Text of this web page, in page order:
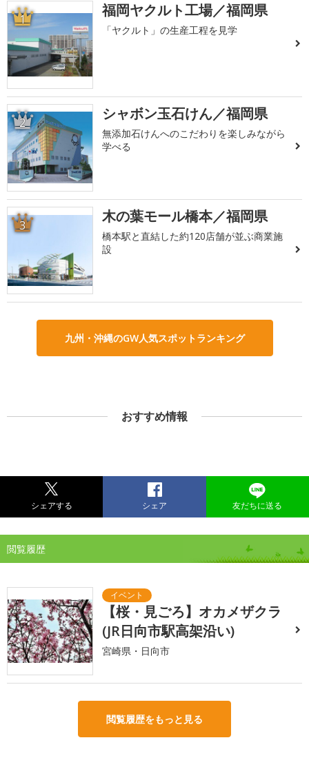
1 福岡ヤクルト工場／福岡県
「ヤクルト」の生産工程を見学
2 シャボン玉石けん／福岡県
無添加石けんへのこだわりを楽しみながら
学べる
3 木の葉モール橋本／福岡県
橋本駅と直結した約120店舗が並ぶ商業施
設
九州・沖縄のGW人気スポットランキング
おすすめ情報
シェアする シェア 友だちに送る
閲覧履歴
【桜・見ごろ】オカメザクラ
(JR日向市駅高架沿い)
宮崎県・日向市
閲覧履歴をもっと見る